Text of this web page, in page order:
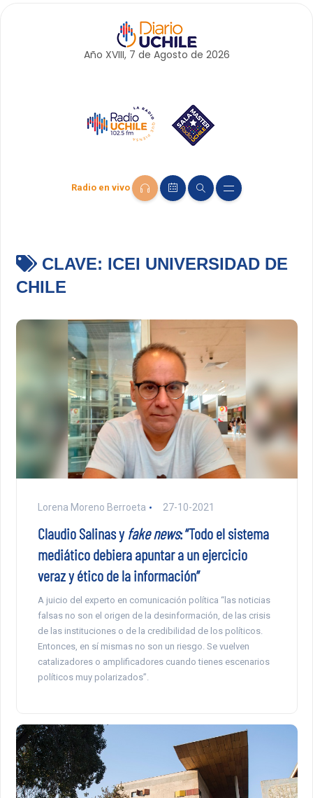
Año XVIII, 7 de Agosto de 2026
Radio en vivo
CLAVE: ICEI UNIVERSIDAD DE
CHILE
Lorena Moreno Berroeta 27-10-2021
Claudio Salinas yfake news: “Todo el sistema
mediático debiera apuntar a un ejercicio
veraz y ético de la información”
A juicio del experto en comunicación política “las noticias
falsas no son el origen de la desinformación, de las crisis
de las instituciones o de la credibilidad de los políticos.
Entonces, en sí mismas no son un riesgo. Se vuelven
catalizadores o amplificadores cuando tienes escenarios
políticos muy polarizados”.